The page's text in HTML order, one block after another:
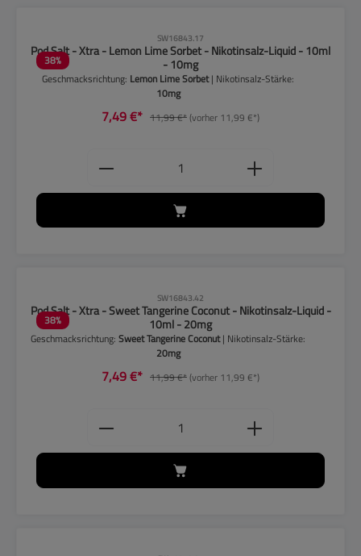
38%
SW16843.17
Pod Salt - Xtra - Lemon Lime Sorbet - Nikotinsalz-Liquid - 10ml
- 10mg
Geschmacksrichtung: Lemon Lime Sorbet| Nikotinsalz-Stärke:
10mg
7,49 €* 11,99 €*(vorher 11,99 €*)
Produkt Anzahl: Gib den
38%
SW16843.42
Pod Salt - Xtra - Sweet Tangerine Coconut - Nikotinsalz-Liquid -
10ml - 20mg
Geschmacksrichtung:Sweet Tangerine Coconut| Nikotinsalz-Stärke:
20mg
7,49 €* 11,99 €*(vorher 11,99 €*)
Produkt Anzahl: Gib den